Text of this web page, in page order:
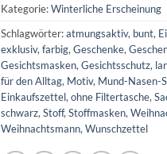
Kategorie:Winterliche Erscheinung
Schlagwörter:atmungsaktiv, bunt,
exklusiv, farbig, Geschenke,
Gesichtsmasken, Gesichtsschutz,
für den Alltag, Motiv, Mund-Nasen-
Einkaufszettel, ohne Filtertasche,
schwarz, Stoff, Stoffmasken,
Weihnachtsmann, Wunschzettel